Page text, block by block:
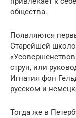
общества.
Появляются
Старейшей
струн, или
Игнатия фон
русском и
Тогда же в